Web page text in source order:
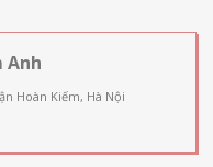
Anh
Hoàn Kiếm, Hà Nội